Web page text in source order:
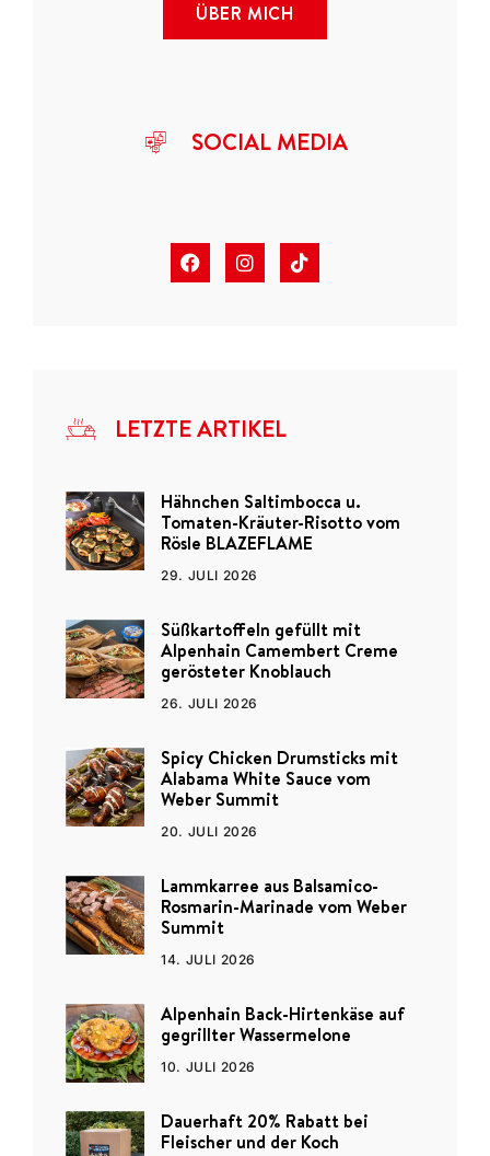
ÜBER MICH
SOCIAL MEDIA
LETZTE ARTIKEL
Hähnchen Saltimbocca u.
Tomaten-Kräuter-Risotto vom
Rösle BLAZEFLAME
29. JULI 2026
Süßkartoffeln gefüllt mit
Alpenhain Camembert Creme
gerösteter Knoblauch
26. JULI 2026
Spicy Chicken Drumsticks mit
Alabama White Sauce vom
Weber Summit
20. JULI 2026
Lammkarree aus Balsamico-
Rosmarin-Marinade vom Weber
Summit
14. JULI 2026
Alpenhain Back-Hirtenkäse auf
gegrillter Wassermelone
10. JULI 2026
Dauerhaft 20% Rabatt bei
Fleischer und der Koch